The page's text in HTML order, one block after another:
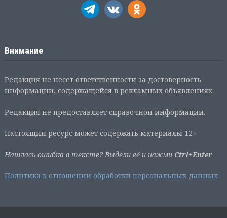
Внимание
Редакция не несет ответственности за достоверность
информации, содержащейся в рекламных объявлениях.
Редакция не предоставляет справочной информации.
Настоящий ресурс может содержать материалы 12+
Нашлась ошибка в тексте? Выдели её и нажми Ctrl+Enter
Политика в отношении обработки персональных данных